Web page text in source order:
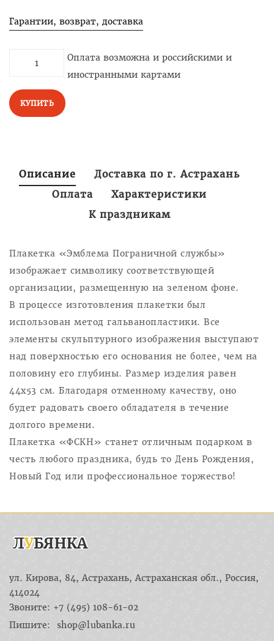
Гарантии, возврат, доставка
Оплата возможна и российскими и
иностранными картами
КУПИТЬ
Описание
Доставка по г. Астрахань
Оплата
Характеристики
К праздникам
Плакетка «Эмблема Пограничной службы»
изображает символику соответствующей
организации, размещенную на зеленом фоне.
В процессе изготовления плакетки был
использован метод гальванопластики. Все
элементы скульптурного изображения выступают
над поверхностью его основания не более, чем на
половину его глубины. Размер изделия равен
44х53 см. Благодаря отменному качеству, оно
будет радовать своего обладателя в течение
долгого времени.
Плакетка «ФСКН» станет отличным подарком в
честь любого праздника, будь то День Рождения,
Новый Год или профессиональное торжество!
ул. Кирова, 84, Астрахань, Астраханская обл., Россия,
414024
Звоните: +7 (495) 108-61-02
Пишите:
shop@lubanka.ru